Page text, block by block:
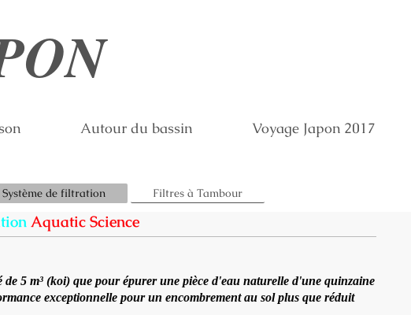
Autour du bassin
Voyage Japon 2017
Système de filtration Filtres à Tambour
Aquatic Science
5 m³ (koi) que pour épurer une pièce d'eau naturelle d'une quinzaine
exceptionnelle pour un encombrement au sol plus que réduit